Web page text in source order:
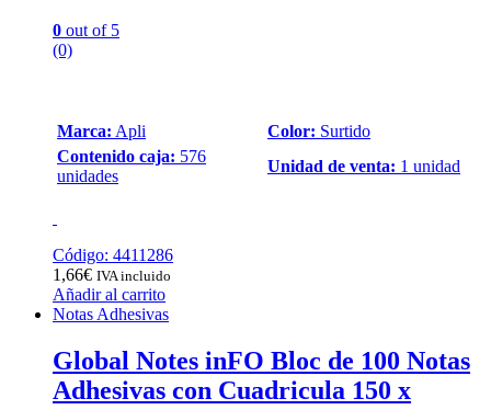
0 out of 5
(0)
Marca: Apli Color: Surtido
Contenido caja: 576
unidades
Unidad de venta: 1 unidad
Código: 4411286
1,66€ IVA incluido
Añadir al carrito
Notas Adhesivas
Global Notes inFO Bloc de 100 Notas
Adhesivas con Cuadricula 150 x